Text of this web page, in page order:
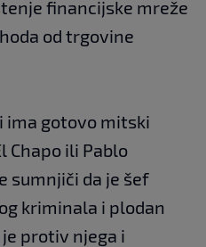
financijske mreže
od trgovine
ima gotovo mitski
Chapo ili Pablo
sumnjiči da je šef
kriminala i plodan
protiv njega i